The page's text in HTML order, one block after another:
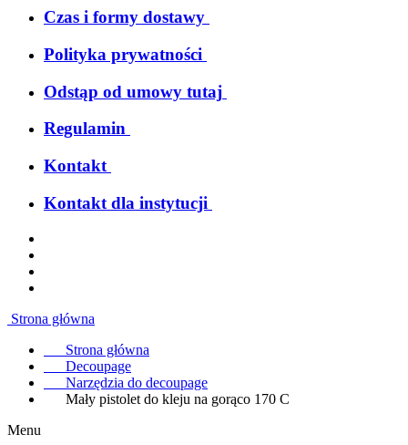
Czas i formy dostawy
Polityka prywatności
Odstąp od umowy tutaj
Regulamin
Kontakt
Kontakt dla instytucji
Strona główna
Strona główna
Decoupage
Narzędzia do decoupage
Mały pistolet do kleju na gorąco 170 C
Menu